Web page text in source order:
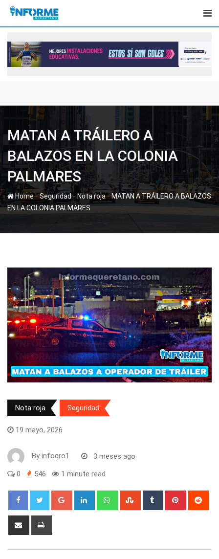
Skip
content
MATAN A TRÁILERO A
BALAZOS EN LA COLONIA
PALMARES
Home-Seguridad- Nota roja-MATAN A TRÁILERO A BALAZOS
EN LA COLONIA PALMARES
Nota roja Seguridad
19 mayo, 2026
By infoqro1 3 meses ago
0 546 1 minute read
Google+ LinkedIn WhatsappStumbleUpon
Tumblr Pinterest
Share